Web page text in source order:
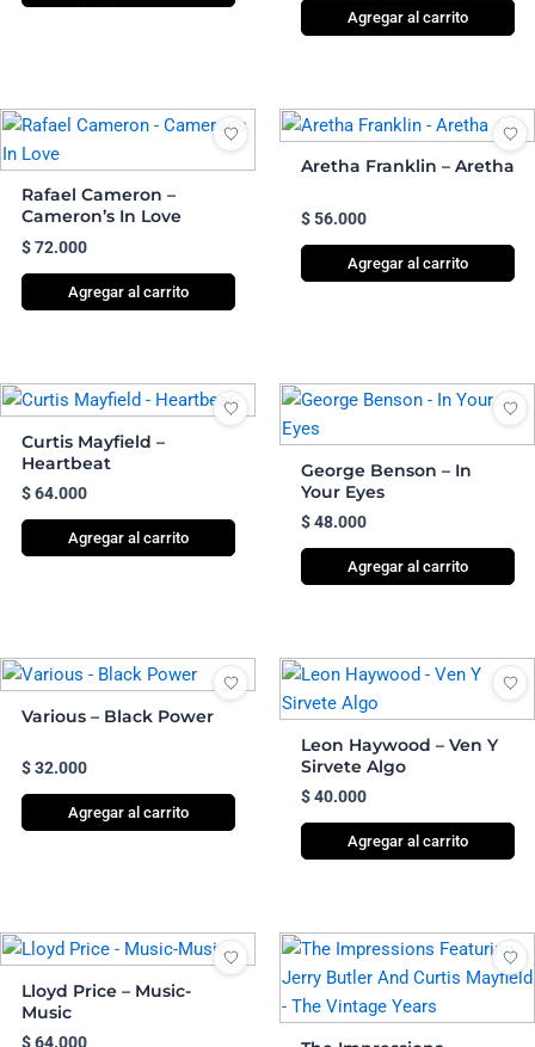
Agregar al carrito
Rafael Cameron –
Cameron’s In Love
$72.000
Agregar al carrito
Aretha Franklin – Aretha
$56.000
Agregar al carrito
Curtis Mayfield –
Heartbeat
$64.000
Agregar al carrito
George Benson – In
Your Eyes
$48.000
Agregar al carrito
Various – Black Power
$32.000
Agregar al carrito
Leon Haywood – Ven Y
Sirvete Algo
$40.000
Agregar al carrito
Lloyd Price – Music-
Music
$64.000